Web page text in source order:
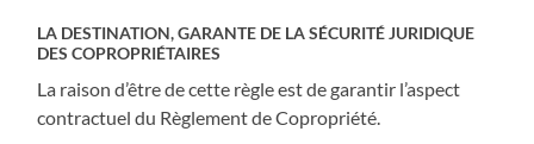
LA DESTINATION, GARANTE DE LA SÉCURITÉ JURIDIQUE
DES COPROPRIÉTAIRES
La raison d’être de cette règle est de garantir l’aspect
contractuel du Règlement de Copropriété.